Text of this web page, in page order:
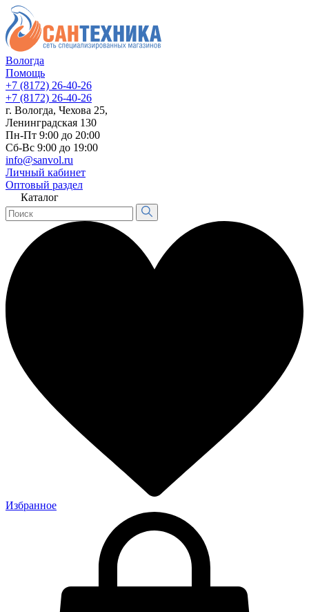
Вологда
Помощь
+7 (8172) 26-40-26
+7 (8172) 26-40-26
г. Вологда, Чехова 25,
Ленинградская 130
Пн-Пт 9:00 до 20:00
Сб-Вс 9:00 до 19:00
info@sanvol.ru
Личный кабинет
Оптовый раздел
Каталог
Избранное